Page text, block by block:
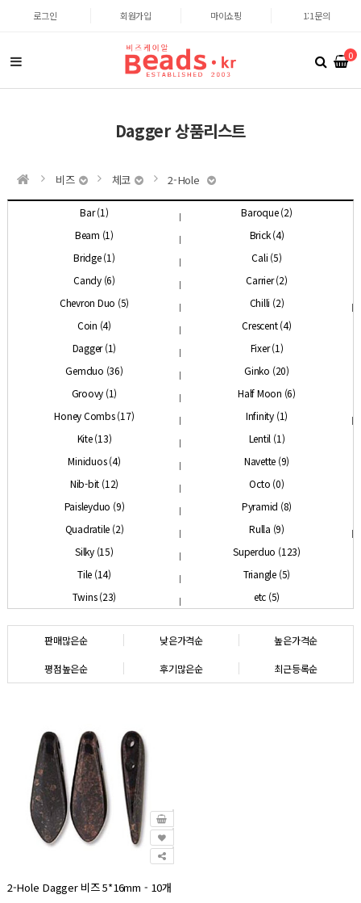
로그인 회원가입 마이쇼핑 1:1문의
0
Dagger 상품리스트
비즈 체코 2-Hole
Bar (1)
Baroque (2)
Beam (1)
Brick (4)
Bridge (1)
Cali (5)
Candy (6)
Carrier (2)
Chevron Duo (5)
Chilli (2)
Coin (4)
Crescent (4)
Dagger (1)
Fixer (1)
Gemduo (36)
Ginko (20)
Groovy (1)
Half Moon (6)
Honey Combs (17)
Infinity (1)
Kite (13)
Lentil (1)
Miniduos (4)
Navette (9)
Nib-bit (12)
Octo (0)
Paisleyduo (9)
Pyramid (8)
Quadratile (2)
Rulla (9)
Silky (15)
Superduo (123)
Tile (14)
Triangle (5)
Twins (23)
etc (5)
판매많은순 낮은가격순 높은가격순
평점높은순 후기많은순 최근등록순
2-Hole Dagger 비즈 5*16mm - 10개